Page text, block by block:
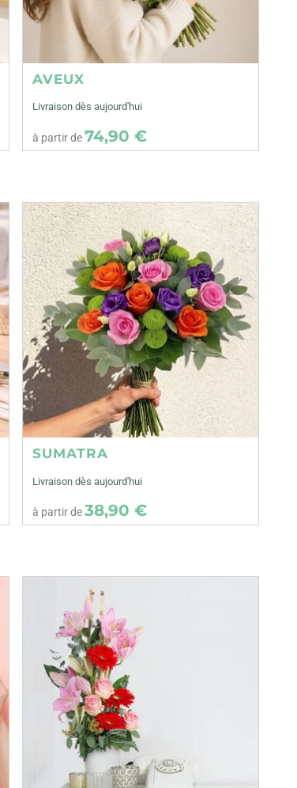
AVEUX
Livraison dès aujourd'hui
à partir de74,90 €
SUMATRA
Livraison dès aujourd'hui
à partir de38,90 €